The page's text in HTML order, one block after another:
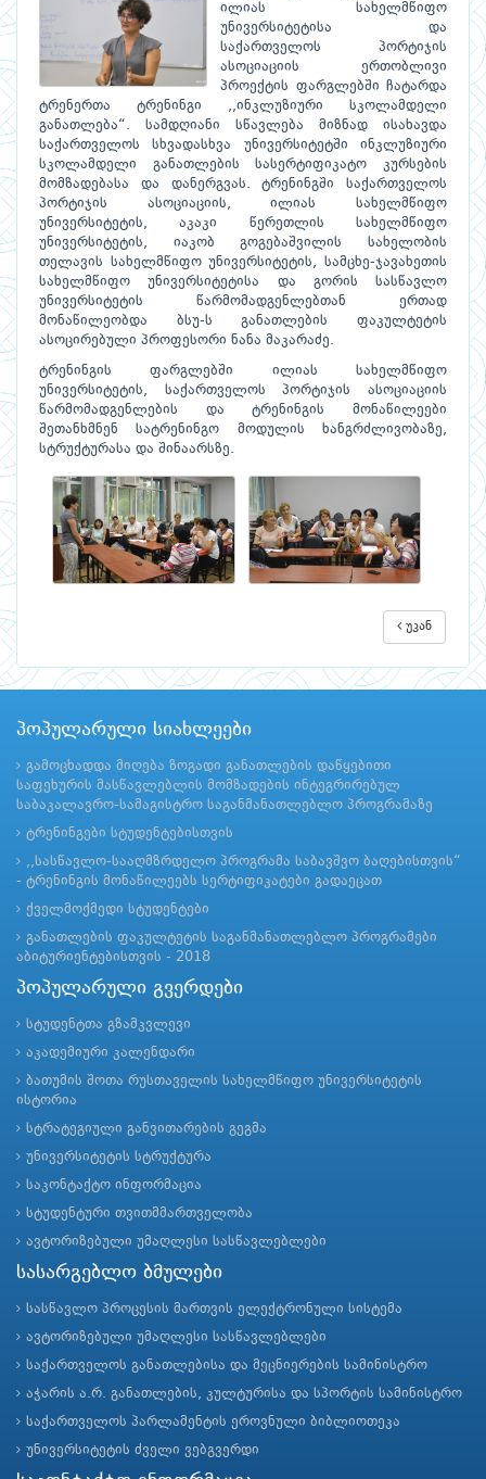
ილიას სახელმწიფო
უნივერსიტეტისა და
საქართველოს პორტიჯის
ასოციაციის ერთობლივი
პროექტის ფარგლებში ჩატარდა
ტრენერთა ტრენინგი ,,ინკლუზიური სკოლამდელი
განათლება“. სამდღიანი სწავლება მიზნად ისახავდა
საქართველოს სხვადასხვა უნივერსიტეტში ინკლუზიური
სკოლამდელი განათლების სასერტიფიკატო კურსების
მომზადებასა და დანერგვას. ტრენინგში საქართველოს
პორტიჯის ასოციაციის, ილიას სახელმწიფო
უნივერსიტეტის, აკაკი წერეთლის სახელმწიფო
უნივერსიტეტის, იაკობ გოგებაშვილის სახელობის
თელავის სახელმწიფო უნივერსიტეტის, სამცხე-ჯავახეთის
სახელმწიფო უნივერსიტეტისა და გორის სასწავლო
უნივერსიტეტის წარმომადგენლებთან ერთად
მონაწილეობდა ბსუ-ს განათლების ფაკულტეტის
ასოცირებული პროფესორი ნანა მაკარაძე.
ტრენინგის ფარგლებში ილიას სახელმწიფო
უნივერსიტეტის, საქართველოს პორტიჯის ასოციაციის
წარმომადგენლების და ტრენინგის მონაწილეები
შეთანხმნენ სატრენინგო მოდულის ხანგრძლივობაზე,
სტრუქტურასა და შინაარსზე.
უკან
პოპულარული სიახლეები
გამოცხადდა მიღება ზოგადი განათლების დაწყებითი
საფეხურის მასწავლებლის მომზადების ინტეგრირებულ
საბაკალავრო-სამაგისტრო საგანმანათლებლო პროგრამაზე
ტრენინგები სტუდენტებისთვის
,,სასწავლო-სააღმზრდელო პროგრამა საბავშვო ბაღებისთვის“
- ტრენინგის მონაწილეებს სერტიფიკატები გადაეცათ
ქველმოქმედი სტუდენტები
განათლების ფაკულტეტის საგანმანათლებლო პროგრამები
აბიტურიენტებისთვის - 2018
პოპულარული გვერდები
სტუდენტთა გზამკვლევი
აკადემიური კალენდარი
ბათუმის შოთა რუსთაველის სახელმწიფო უნივერსიტეტის
ისტორია
სტრატეგიული განვითარების გეგმა
უნივერსიტეტის სტრუქტურა
საკონტაქტო ინფორმაცია
სტუდენტური თვითმმართველობა
ავტორიზებული უმაღლესი სასწავლებლები
სასარგებლო ბმულები
სასწავლო პროცესის მართვის ელექტრონული სისტემა
ავტორიზებული უმაღლესი სასწავლებლები
საქართველოს განათლებისა და მეცნიერების სამინისტრო
აჭარის ა.რ. განათლების, კულტურისა და სპორტის სამინისტრო
საქართველოს პარლამენტის ეროვნული ბიბლიოთეკა
უნივერსიტეტის ძველი ვებგვერდი